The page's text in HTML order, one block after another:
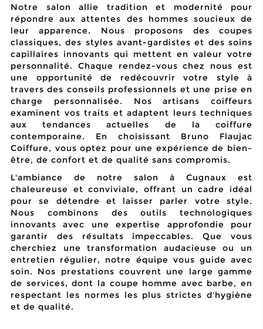
Notre salon allie tradition et modernité pour
répondre aux attentes des hommes soucieux de
leur apparence. Nous proposons des coupes
classiques, des styles avant-gardistes et des soins
capillaires innovants qui mettent en valeur votre
personnalité. Chaque rendez-vous chez nous est
une opportunité de redécouvrir votre style à
travers des conseils professionnels et une prise en
charge personnalisée. Nos artisans coiffeurs
examinent vos traits et adaptent leurs techniques
aux tendances actuelles de la coiffure
contemporaine. En choisissant Bruno Flaujac
Coiffure, vous optez pour une expérience de bien-
être, de confort et de qualité sans compromis.
L'ambiance de notre salon à Cugnaux est
chaleureuse et conviviale, offrant un cadre idéal
pour se détendre et laisser parler votre style.
Nous combinons des outils technologiques
innovants avec une expertise approfondie pour
garantir des résultats impeccables. Que vous
cherchiez une transformation audacieuse ou un
entretien régulier, notre équipe vous guide avec
soin. Nos prestations couvrent une large gamme
de services, dont la coupe homme avec barbe, en
respectant les normes les plus strictes d'hygiène
et de qualité.